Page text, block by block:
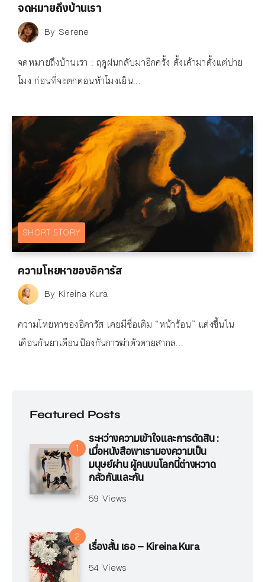
จดหมายถึงบ้านเรา
By Serene
จดหมายถึงบ้านเรา : ฤดูฝนกลับมาอีกครั้ง ตั้งเค้ามาตั้งแต่บ่าย
โมง ก่อนที่จะตกตอนห้าโมงเย็น...
SHORT STORY
ความโหยหาของอิคารัส
By Kireina Kura
ความโหยหาของอิคารัส เคยมีชื่อเดิม “หน้าร้อน” แต่งขึ้นใน
เดือนกันยาเดือนป้องกันการฆ่าตัวตายสากล...
Featured Posts
ระหว่างความเข้าใจและการตัดสิน :
เมื่อหนังสือพาเรามองความเป็น
มนุษย์ผ่าน ผู้คนบนโลกนี้ต่างหวาด
กลัวกันและกัน
59 Views
เรื่องสั้น เธอ – Kireina Kura
54 Views